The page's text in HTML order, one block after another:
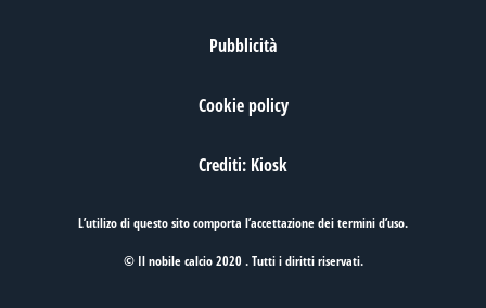
Pubblicità
Cookie policy
Crediti: Kiosk
L’utilizo di questo sito comporta l’accettazione deitermini d’uso.
© Il nobile calcio 2020 . Tutti i diritti riservati.